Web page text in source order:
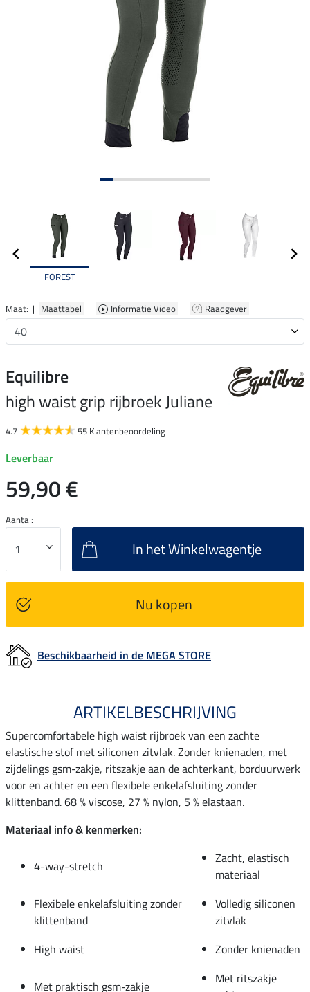
FOREST
Maat: | Maattabel | Informatie Video | Raadgever
Equilibre
high waist grip rijbroek Juliane
4.7 55 Klantenbeoordeling
Leverbaar
59,90 €
Aantal:
In het Winkelwagentje
Nu kopen
Beschikbaarheid in de MEGA STORE
ARTIKELBESCHRIJVING
Supercomfortabele high waist rijbroek van een zachte
elastische stof met siliconen zitvlak. Zonder knienaden, met
zijdelings gsm-zakje, ritszakje aan de achterkant, borduurwerk
voor en achter en een flexibele enkelafsluiting zonder
klittenband. 68 % viscose, 27 % nylon, 5 % elastaan.
Materiaal info & kenmerken:
4-way-stretch
Zacht, elastisch
materiaal
Flexibele enkelafsluiting zonder
klittenband
Volledig siliconen
zitvlak
High waist
Zonder knienaden
Met praktisch gsm-zakje
Met ritszakje